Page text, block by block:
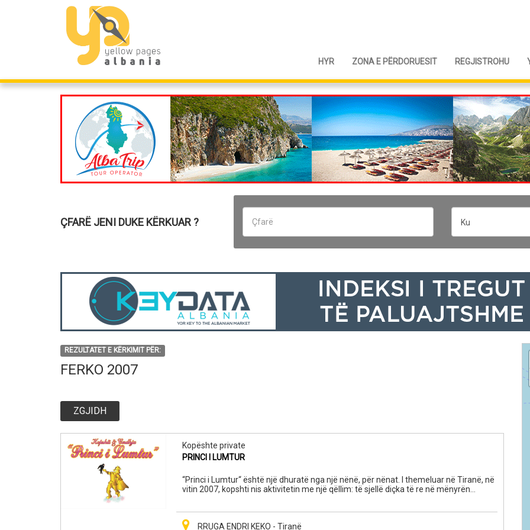
HYR ZONA E PËRDORUESIT REGJISTROHU
ÇFARË JENI DUKE KËRKUAR ? Ku
REZULTATET E KËRKIMIT PËR:
FERKO 2007
ZGJIDH
Kopështe private
PRINCI I LUMTUR
“Princi i Lumtur“ është një dhuratë nga një nënë, për nënat. I themeluar në Tiranë, në
vitin 2007, kopshti nis aktivitetin me një qëllim: të sjellë diçka të re në mënyrën
dhe argëtimeve pa fund! “Jetoje jetën si të ishte përrallë“ është motoja jonë!
RRUGA ENDRI KEKO - Tiranë